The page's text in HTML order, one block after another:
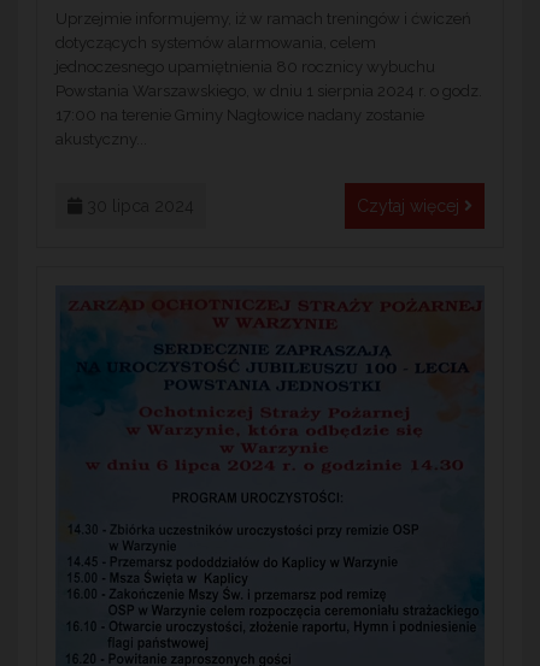
Uprzejmie informujemy, iż w ramach treningów i ćwiczeń
dotyczących systemów alarmowania, celem
jednoczesnego upamiętnienia 80 rocznicy wybuchu
Powstania Warszawskiego, w dniu 1 sierpnia 2024 r. o godz.
17:00 na terenie Gminy Nagłowice nadany zostanie
akustyczny...
Czytaj więcej